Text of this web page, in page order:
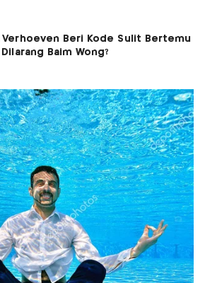
Verhoeven Beri Kode Sulit Bertemu
Dilarang Baim Wong?